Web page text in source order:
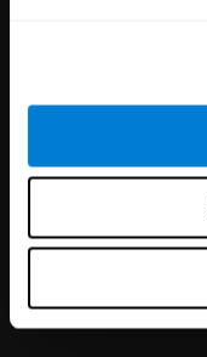
5位教練
搜尋的革命。